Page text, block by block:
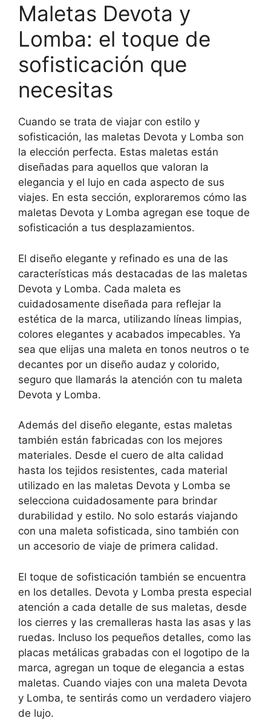
Maletas Devota y
Lomba: el toque de
sofisticación que
necesitas
Cuando se trata de viajar con estilo y
sofisticación, las maletas Devota y Lomba son
la elección perfecta. Estas maletas están
diseñadas para aquellos que valoran la
elegancia y el lujo en cada aspecto de sus
viajes. En esta sección, exploraremos cómo las
maletas Devota y Lomba agregan ese toque de
sofisticación a tus desplazamientos.
El diseño elegante y refinado es una de las
características más destacadas de las maletas
Devota y Lomba. Cada maleta es
cuidadosamente diseñada para reflejar la
estética de la marca, utilizando líneas limpias,
colores elegantes y acabados impecables. Ya
sea que elijas una maleta en tonos neutros o te
decantes por un diseño audaz y colorido,
seguro que llamarás la atención con tu maleta
Devota y Lomba.
Además del diseño elegante, estas maletas
también están fabricadas con los mejores
materiales. Desde el cuero de alta calidad
hasta los tejidos resistentes, cada material
utilizado en las maletas Devota y Lomba se
selecciona cuidadosamente para brindar
durabilidad y estilo. No solo estarás viajando
con una maleta sofisticada, sino también con
un accesorio de viaje de primera calidad.
El toque de sofisticación también se encuentra
en los detalles. Devota y Lomba presta especial
atención a cada detalle de sus maletas, desde
los cierres y las cremalleras hasta las asas y las
ruedas. Incluso los pequeños detalles, como las
placas metálicas grabadas con el logotipo de la
marca, agregan un toque de elegancia a estas
maletas. Cuando viajes con una maleta Devota
y Lomba, te sentirás como un verdadero viajero
de lujo.